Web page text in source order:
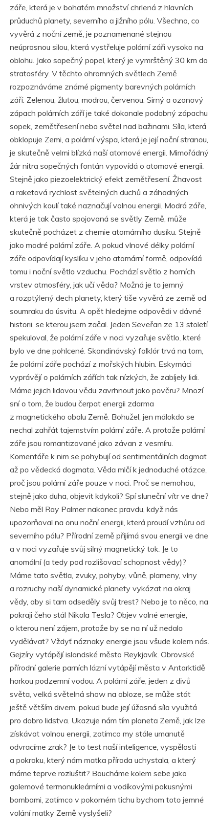
záře, která je v bohatém množství chrlená z hlavních
průduchů planety, severního a jižního pólu. Všechno, co
vyvěrá z noční země, je poznamenané stejnou
neúprosnou silou, která vystřeluje polární záři vysoko na
oblohu. Jako sopečný popel, který je vymrštěný 30 km do
stratosféry. V těchto ohromných světlech Země
rozpoznáváme známé pigmenty barevných polárních
září. Zelenou, žlutou, modrou, červenou. Sirný a ozonový
zápach polárních září je také dokonale podobný zápachu
sopek, zemětřesení nebo světel nad bažinami. Síla, která
obklopuje Zemi, a polární výspa, která je její noční stranou,
je skutečně velmi blízká naší atomové energii. Mimořádný
žár nitra sopečných fontán vypovídá o atomové energii.
Stejně jako piezoelektrický efekt zemětřesení. Žhavost
a raketová rychlost světelných duchů a záhadných
ohnivých koulí také naznačují volnou energii. Modrá záře,
která je tak často spojovaná se světly Země, může
skutečně pocházet z chemie atomárního dusíku. Stejně
jako modré polární záře. A pokud vlnové délky polární
záře odpovídají kyslíku v jeho atomární formě, odpovídá
tomu i noční světlo vzduchu. Pochází světlo z horních
vrstev atmosféry, jak učí věda? Možná je to jemný
a rozptýlený dech planety, který tiše vyvěrá ze země od
soumraku do úsvitu. A opět hledejme odpovědi v dávné
historii, se kterou jsem začal. Jeden Seveřan ze 13 století
spekuloval, že polární záře v noci vyzařuje světlo, které
bylo ve dne pohlcené. Skandinávský folklór trvá na tom,
že polární záře pochází z mořských hlubin. Eskymáci
vyprávějí o polárních zářích tak nízkých, že zabíjely lidi.
Máme jejich lidovou vědu zavrhnout jako pověru? Mnozí
sní o tom, že budou čerpat energii zdarma
z magnetického obalu Země. Bohužel, jen málokdo se
nechal zahřát tajemstvím polární záře. A protože polární
záře jsou romantizované jako závan z vesmíru.
Komentáře k nim se pohybují od sentimentálních dogmat
až po vědecká dogmata. Věda mlčí k jednoduché otázce,
proč jsou polární záře pouze v noci. Proč se nemohou,
stejně jako duha, objevit kdykoli? Spí sluneční vítr ve dne?
Nebo měl Ray Palmer nakonec pravdu, když nás
upozorňoval na onu noční energii, která proudí vzhůru od
severního pólu? Přírodní země přijímá svou energii ve dne
a v noci vyzařuje svůj silný magnetický tok. Je to
anomální (a tedy pod rozlišovací schopnost vědy)?
Máme tato světla, zvuky, pohyby, vůně, plameny, vlny
a rozruchy naší dynamické planety vykázat na okraj
vědy, aby si tam odseděly svůj trest? Nebo je to něco, na
pokraji čeho stál Nikola Tesla? Objev volné energie,
o kterou není zájem, protože by se na ní už nedalo
vydělávat? Vždyť náznaky energie jsou všude kolem nás.
Gejzíry vytápějí islandské město Reykjavík. Obrovské
přírodní galerie parních lázní vytápějí města v Antarktidě
horkou podzemní vodou. A polární záře, jeden z divů
světa, velká světelná show na obloze, se může stát
ještě větším divem, pokud bude její úžasná síla využitá
pro dobro lidstva. Ukazuje nám tím planeta Země, jak lze
získávat volnou energii, zatímco my stále umanutě
odvracíme zrak? Je to test naší inteligence, vyspělosti
a pokroku, který nám matka příroda uchystala, a který
máme teprve rozluštit? Boucháme kolem sebe jako
golemové termonukleárními a vodíkovými pokusnými
bombami, zatímco v pokorném tichu bychom toto jemné
volání matky Země vyslyšeli?